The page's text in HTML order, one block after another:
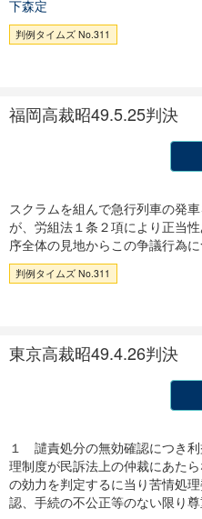
下森定
判例タイムズ No.311
福岡高裁昭49.5.25判決
スクラムを組んで急行列車の発
が、労組法１条２項により正当
序全体の見地からこの争議行為
判例タイムズ No.311
東京高裁昭49.4.26判決
１ 譴責処分の無効確認につき
理制度が民訴法上の仲裁にあ
の効力を判定するに当り苦情処
認、手続の不公正等のない限り